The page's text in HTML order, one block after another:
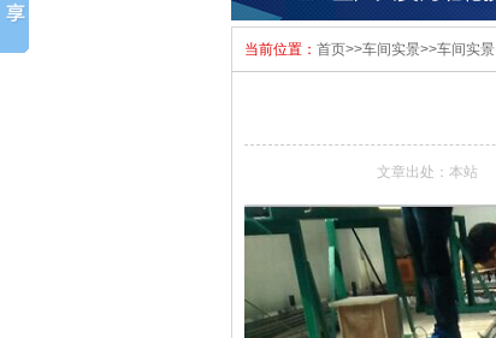
当前位置： 首页>>车间实景>>车间实景
文章出处：本站